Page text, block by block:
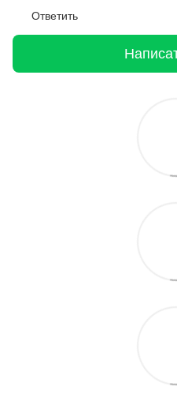
Ответить